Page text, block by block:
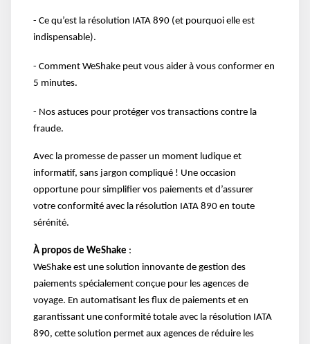
- Ce qu’est la résolution IATA 890 (et pourquoi elle est
indispensable).
- Comment WeShake peut vous aider à vous conformer en
5 minutes.
- Nos astuces pour protéger vos transactions contre la
fraude.
Avec la promesse de passer un moment ludique et
informatif, sans jargon compliqué ! Une occasion
opportune pour simplifier vos paiements et d’assurer
votre conformité avec la résolution IATA 890 en toute
sérénité.
À propos de WeShake :
WeShake est une solution innovante de gestion des
paiements spécialement conçue pour les agences de
voyage. En automatisant les flux de paiements et en
garantissant une conformité totale avec la résolution IATA
890, cette solution permet aux agences de réduire les